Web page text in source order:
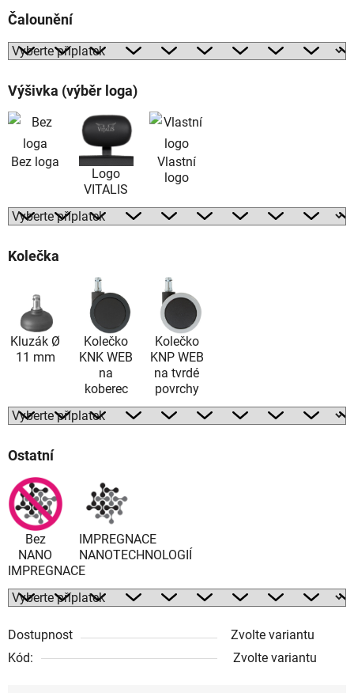
Čalounění
Výšivka (výběr loga)
Bez loga
Logo
VITALIS
Vlastní
logo
Kolečka
Kluzák Ø
11 mm
Kolečko
KNK WEB
na
koberec
Kolečko
KNP WEB
na tvrdé
povrchy
Ostatní
Bez
NANO
IMPREGNACE
IMPREGNACE
NANOTECHNOLOGIÍ
Dostupnost
Zvolte variantu
Kód:
Zvolte variantu